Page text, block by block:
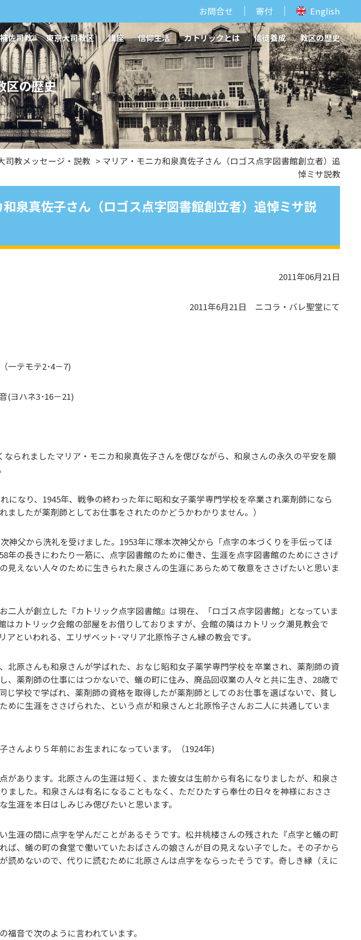
お問合せ 寄付 English
補佐司教 東京大司教区 講座 信仰生活 カトリックとは 信徒養成 教区の歴史
区の歴史
司教メッセージ・説教 > マリア・モニカ和泉真佐子さん（ロゴス点字図書館創立者）追
悼ミサ説教
泉真佐子さん（ロゴス点字図書館創立者）追悼ミサ説
2011年06月21日
2011年6月21日 ニコラ・バレ聖堂にて
一テモテ2･4－7)
(ヨハネ3･16－21)
なられましたマリア・モニカ和泉真佐子さんを偲びながら、和泉さんの永久の平安を願
になり、1945年、戦争の終わった年に昭和女子薬学専門学校を卒業され薬剤師になら
ましたが薬剤師としてお仕事をされたのかどうかわかりません。）
神父から洗礼を受けました。1953年に塚本次神父から「点字の本づくりを手伝ってほ
年の長きにわたり一筋に、点字図書館のために働き、生涯を点字図書館のためにささげ
見えない人々のために生きられた泉さんの生涯にあらためて敬意をささげたいと思いま
二人が創立した『カトリック点字図書館』は現在、「ロゴス点字図書館」となっていま
はカトリック会館の部屋をお借りしておりますが、会館の隣はカトリック潮見教会で
アといわれる、エリザベット･マリア北原怜子さん縁の教会です。
北原さんも和泉さんが学ばれた、おなじ昭和女子薬学専門学校を卒業され、薬剤師の資
、薬剤師の仕事にはつかないで、蟻の町に住み、廃品回収業の人々と共に生き、28歳で
じ学校で学ばれ、薬剤師の資格を取得したが薬剤師としてのお仕事を選ばないで、貧し
めに生涯をささげられた、という点が和泉さんと北原怜子さんお二人に共通していま
さんより５年前にお生まれになっています。（1924年)
があります。北原さんの生涯は短く、また彼女は生前から有名になりましたが、和泉さ
ました。和泉さんは有名になることもなく、ただひたすら奉仕の日々を神様におささ
生涯を本日はしみじみ偲びたいと思います。
生涯の間に点字を学んだことがあるそうです。松井桃楼さんの残された『点字と蟻の町
ば、蟻の町の食堂で働いていたおばさんの娘さんが目の見えない子でした。その子から
読めないので、代りに読むために北原さんは点字をならったそうです。奇しき縁（えに
福音で次のように言われています。